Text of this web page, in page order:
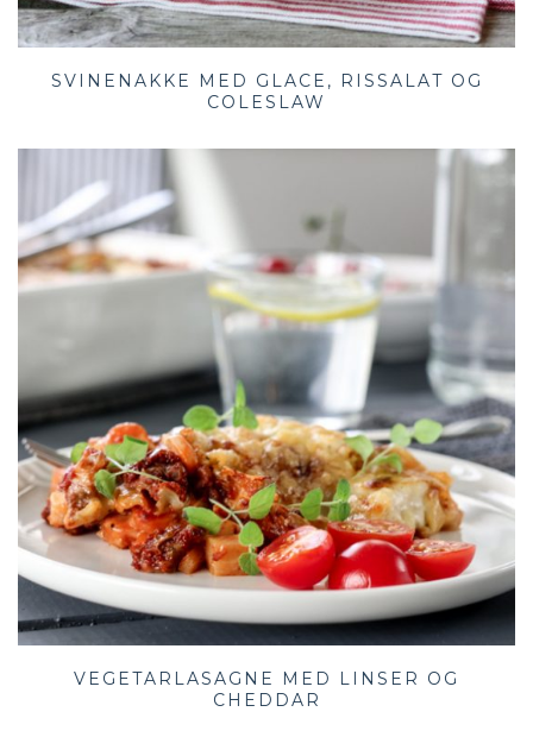
SVINENAKKE MED GLACE, RISSALAT OG
COLESLAW
VEGETARLASAGNE MED LINSER OG
CHEDDAR